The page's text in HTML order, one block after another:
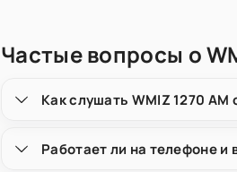
Частые вопросы о
Как слушать WMIZ 1270 AM
Работает ли на телефоне